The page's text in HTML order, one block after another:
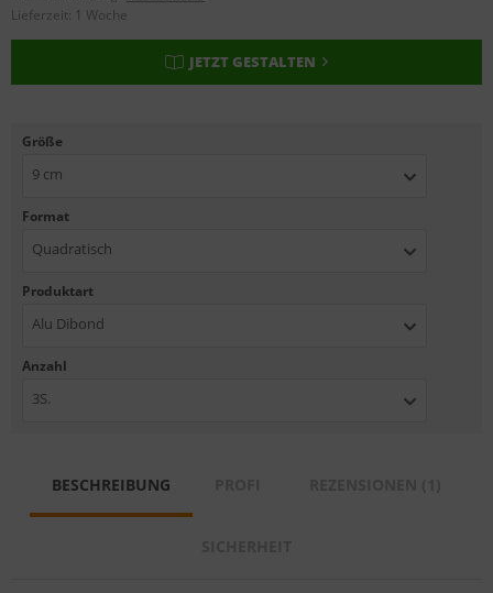
Lieferzeit: 1 Woche
JETZT GESTALTEN
Größe
9 cm
Format
Quadratisch
Produktart
Alu Dibond
Anzahl
3S.
BESCHREIBUNG